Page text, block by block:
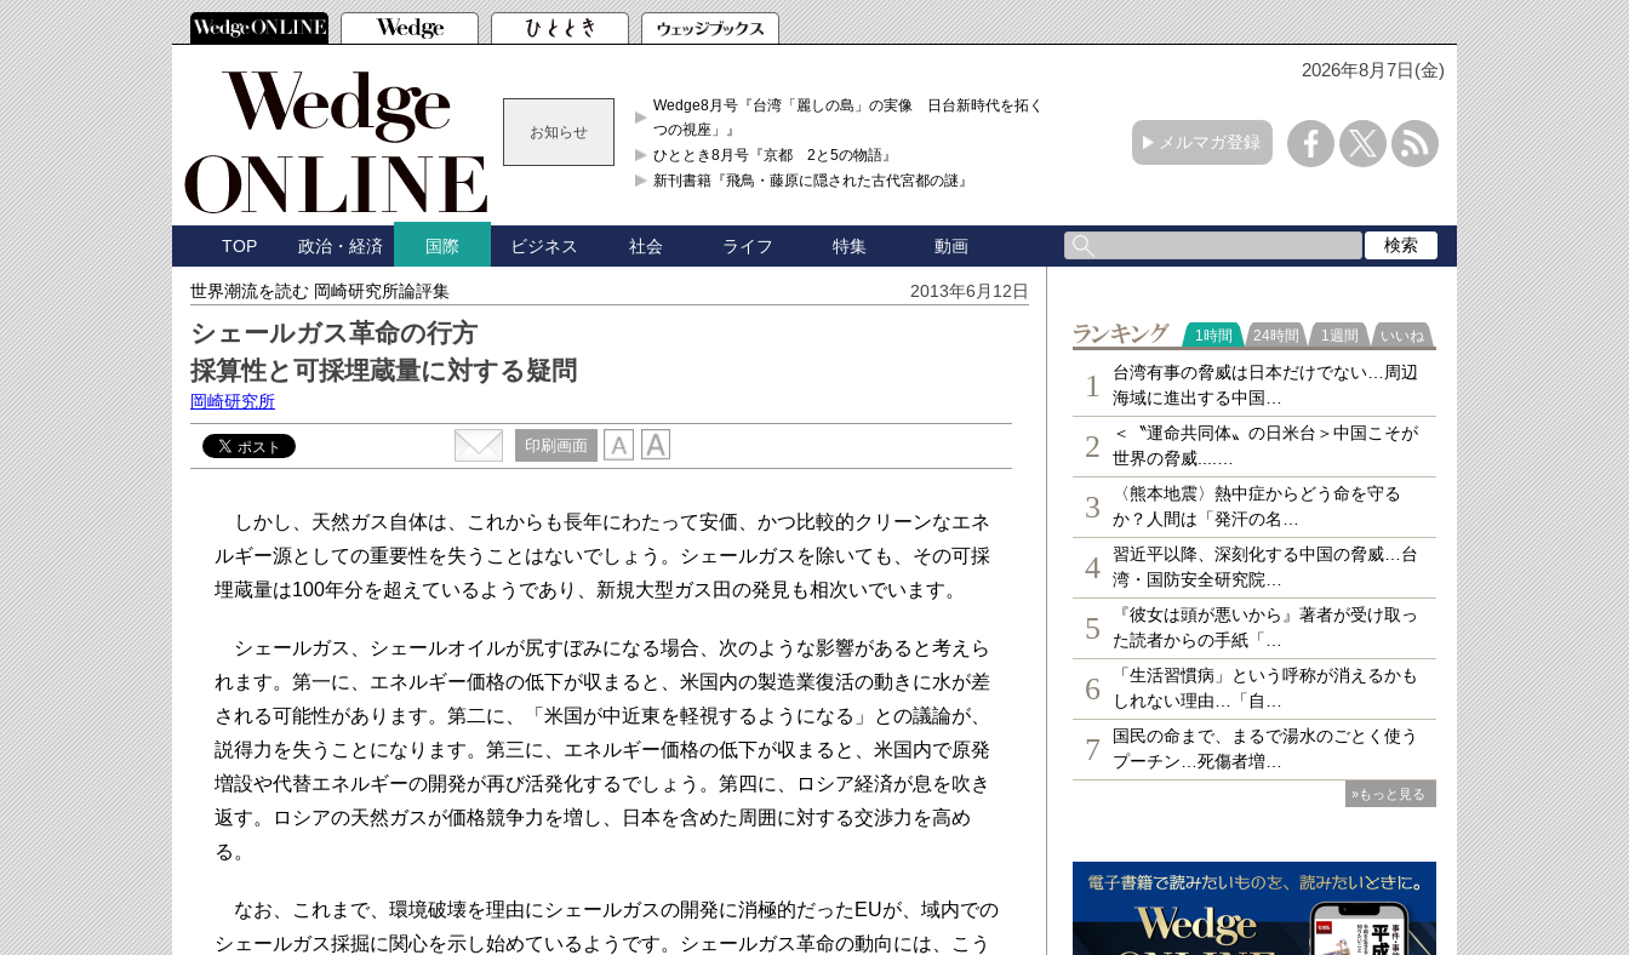
2026年8月7日(金)
お知らせ
Wedge8月号『台湾「麗しの島」の実像 日台新時代を拓く「3
つの視座」』
ひととき8月号『京都 2と5の物語』
新刊書籍『飛鳥・藤原に隠された古代宮都の謎』
メルマガ登録
TOP 政治・経済 国際 ビジネス 社会 ライフ 特集 動画
世界潮流を読む 岡崎研究所論評集 2013年6月12日
シェールガス革命の行方
採算性と可採埋蔵量に対する疑問
岡崎研究所
印刷画面
しかし、天然ガス自体は、これからも長年にわたって安価、かつ比較的クリーンなエネ
ルギー源としての重要性を失うことはないでしょう。シェールガスを除いても、その可採
埋蔵量は100年分を超えているようであり、新規大型ガス田の発見も相次いでいます。
シェールガス、シェールオイルが尻すぼみになる場合、次のような影響があると考えら
れます。第一に、エネルギー価格の低下が収まると、米国内の製造業復活の動きに水が差
される可能性があります。第二に、「米国が中近東を軽視するようになる」との議論が、
説得力を失うことになります。第三に、エネルギー価格の低下が収まると、米国内で原発
増設や代替エネルギーの開発が再び活発化するでしょう。第四に、ロシア経済が息を吹き
返す。ロシアの天然ガスが価格競争力を増し、日本を含めた周囲に対する交渉力を高め
る。
なお、これまで、環境破壊を理由にシェールガスの開発に消極的だったEUが、域内での
シェールガス採掘に関心を示し始めているようです。シェールガス革命の動向には、こう
ランキング
1時間 24時間 1週間 いいね
1
台湾有事の脅威は日本だけでない…周辺
海域に進出する中国…
2
＜〝運命共同体〟の日米台＞中国こそが
世界の脅威....…
3
〈熊本地震〉熱中症からどう命を守る
か？人間は「発汗の名…
4
習近平以降、深刻化する中国の脅威…台
湾・国防安全研究院…
5
『彼女は頭が悪いから』著者が受け取っ
た読者からの手紙「…
6
「生活習慣病」という呼称が消えるかも
しれない理由…「自…
7
国民の命まで、まるで湯水のごとく使う
プーチン…死傷者増…
»もっと見る